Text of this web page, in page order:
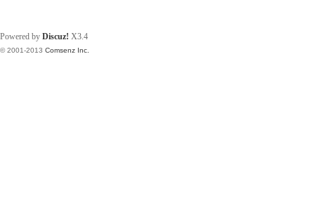
Powered by Discuz! X3.4
© 2001-2013 Comsenz Inc.